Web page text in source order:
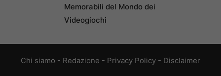
Memorabili del Mondo dei
Videogiochi
Chi siamo - Redazione - Privacy Policy - Disclaimer